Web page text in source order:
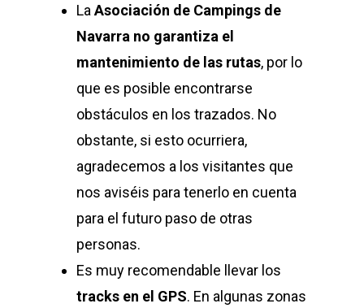
La Asociación de Campings de
Navarra no garantiza el
mantenimiento de las rutas, por lo
que es posible encontrarse
obstáculos en los trazados. No
obstante, si esto ocurriera,
agradecemos a los visitantes que
nos aviséis para tenerlo en cuenta
para el futuro paso de otras
personas.
Es muy recomendable llevar los
tracks en el GPS. En algunas zonas